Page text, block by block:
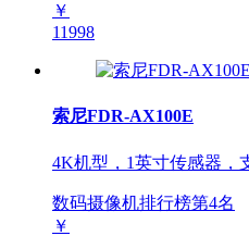
￥
11998
索尼FDR-AX100E
4K机型，1英寸传感器，
数码摄像机排行榜第4名
￥